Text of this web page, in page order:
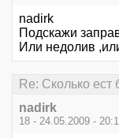
nadirk
Подскажи
Или недолив
Re: Сколько
nadirk
18 - 24.05.2009 -